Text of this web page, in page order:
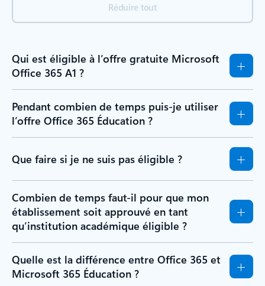
Réduire tout
Qui est éligible à l’offre gratuite Microsoft
Office 365 A1 ?
Pendant combien de temps puis-je utiliser
l’offre Office 365 Éducation ?
Que faire si je ne suis pas éligible ?
Combien de temps faut-il pour que mon
établissement soit approuvé en tant
qu’institution académique éligible ?
Quelle est la différence entre Office 365 et
Microsoft 365 Éducation ?